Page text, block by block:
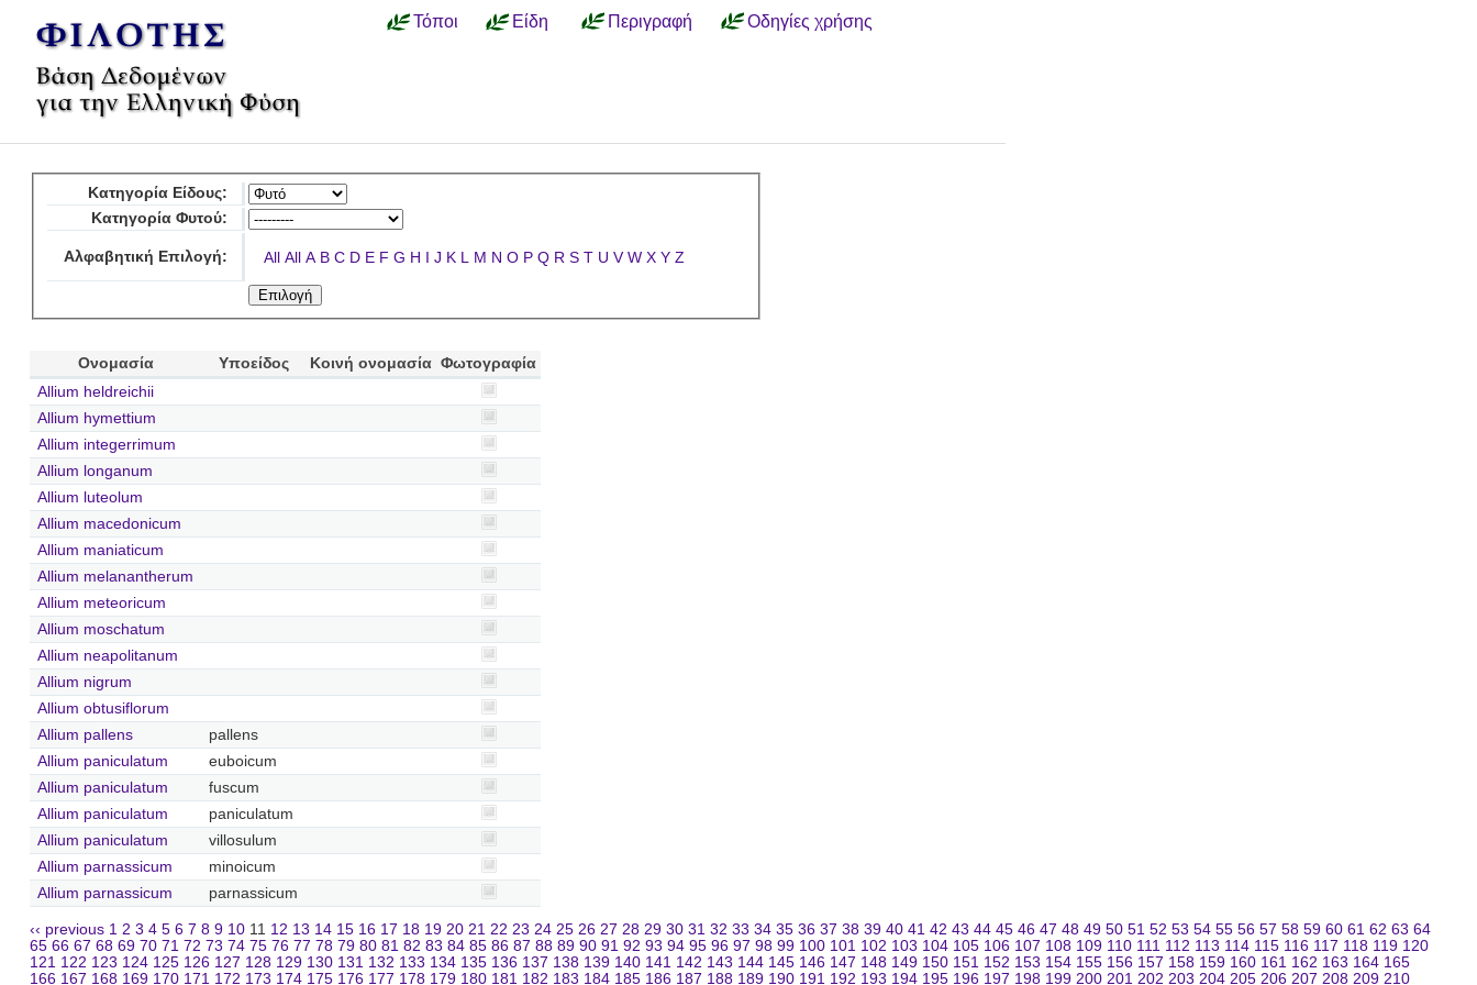
Τόποι Είδη Περιγραφή Οδηγίες χρήσης
Κατηγορία Είδους:
Κατηγορία Φυτού:
Αλφαβητική Επιλογή: All All A B C D E F G H I J K L M N O P Q R S T U V W X Y Z
Ονομασία Υποείδος Κοινή ονομασία Φωτογραφία
Allium heldreichii
Allium hymettium
Allium integerrimum
Allium longanum
Allium luteolum
Allium macedonicum
Allium maniaticum
Allium melanantherum
Allium meteoricum
Allium moschatum
Allium neapolitanum
Allium nigrum
Allium obtusiflorum
Allium pallens
pallens
Allium paniculatum
euboicum
Allium paniculatum
fuscum
Allium paniculatum
paniculatum
Allium paniculatum
villosulum
Allium parnassicum
minoicum
Allium parnassicum
parnassicum
‹‹ previous 1 2 3 4 5 6 7 8 9 10 11 12 13 14 15 16 17 18 19 20 21 22 23 24 25 26 27 28 29 30 31 32 33 34 35 36 37 38 39 40 41 42 43 44 45 46 47 48 49 50 51 52 53 54 55 56 57 58 59 60 61 62 63 64
65 66 67 68 69 70 71 72 73 74 75 76 77 78 79 80 81 82 83 84 85 86 87 88 89 90 91 92 93 94 95 96 97 98 99 100 101 102 103 104 105 106 107 108 109 110 111 112 113 114 115 116 117 118 119 120
121 122 123 124 125 126 127 128 129 130 131 132 133 134 135 136 137 138 139 140 141 142 143 144 145 146 147 148 149 150 151 152 153 154 155 156 157 158 159 160 161 162 163 164 165
166 167 168 169 170 171 172 173 174 175 176 177 178 179 180 181 182 183 184 185 186 187 188 189 190 191 192 193 194 195 196 197 198 199 200 201 202 203 204 205 206 207 208 209 210